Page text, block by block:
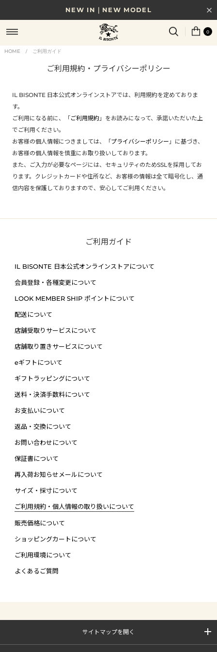
NEW IN｜NEW MODEL
8/17(月)10時まで｜税込11,000円以上で送料無料
贈る相手やシーンから選べる、新しいギフトガイド
NEW IN｜COLOR LEATHER
0
HOME / ご利用ガイド
ご利用規約・プライバシーポリシー
IL BISONTE 日本公式オンラインストアでは、利用規約を定めておりま
す。
ご利用になる前に、「ご利用規約 」をお読みになって、承諾いただいた上
でご利用ください。
お客様の個人情報につきましては、「プライバシーポリシー 」に基づき、
お客様の個人情報を慎重にお取り扱いしております。
また、ご入力が必要なページには、セキュリティのためSSLを採用してお
ります。クレジットカードや住所など、お客様の情報は全て暗号化し、通
信内容を保護しておりますので、安心してご利用ください。
ご利用ガイド
IL BISONTE 日本公式オンラインストアについて
会員登録・各種変更について
LOOK MEMBER SHIP ポイントについて
配送について
店舗受取りサービスについて
店舗取り置きサービスについて
eギフトについて
ギフトラッピングについて
送料・決済手数料について
お支払いについて
返品・交換について
お問い合わせについて
保証書について
再入荷お知らせメールについて
サイズ・採寸について
ご利用規約・個人情報の取り扱いについて
販売価格について
ショッピングカートについて
ご利用環境について
よくあるご質問
サイトマップを開く